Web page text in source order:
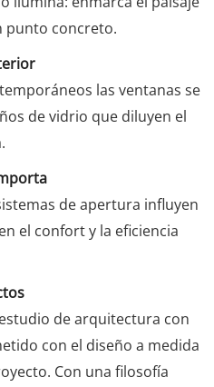
punto concreto.
las ventanas se
de vidrio que diluyen el
de apertura influyen
el confort y la eficiencia
de arquitectura con
con el diseño a medida
Con una filosofía